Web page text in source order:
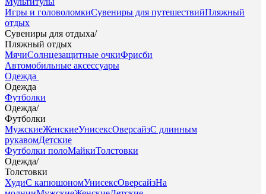
Игры и головоломкиСувениры для путешествийПляжный
отдых
Сувениры для отдыха/
Пляжный отдых
МячиСолнцезащитные очкиФрисби
Автомобильные аксессуары
Одежда
Одежда
Футболки
Одежда/
Футболки
МужскиеЖенскиеУнисексОверсайзС длинным
рукавомДетские
Футболки полоМайкиТолстовки
Одежда/
Толстовки
ХудиС капюшономУнисексОверсайзНа